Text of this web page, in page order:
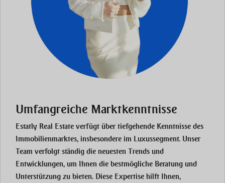
Umfangreiche Marktkenntnisse
Estatly Real Estate verfügt über tiefgehende Kenntnisse des
Immobilienmarktes, insbesondere im Luxussegment. Unser
Team verfolgt ständig die neuesten Trends und
Entwicklungen, um Ihnen die bestmögliche Beratung und
Unterstützung zu bieten. Diese Expertise hilft Ihnen,